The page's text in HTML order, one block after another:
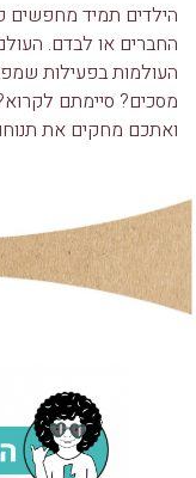
הילדים תמיד מחפשים
החברים או לבדם.
העולמות בפעילות
מסכים? סיימתם
ואתכם מחקים את